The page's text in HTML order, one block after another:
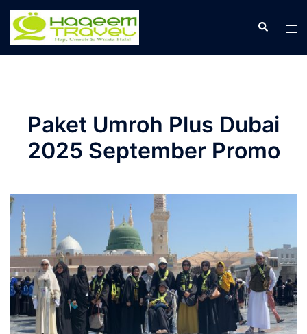
Skip
content
Search
Paket Umroh Plus Dubai
2025 September Promo